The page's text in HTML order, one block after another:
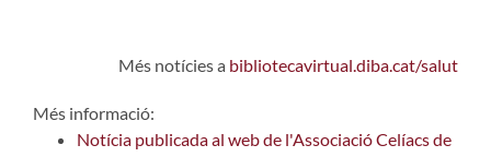
Més notícies a bibliotecavirtual.diba.cat/salut
Més informació:
Notícia publicada al web de l'Associació Celíacs de